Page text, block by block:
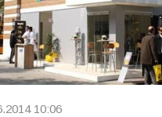
10:06